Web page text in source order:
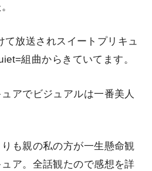
て放送されスイートプリキュ
組曲からきていてます。
アでビジュアルは一番美人
も親の私の方が一生懸命観
ア。全話観たので感想を詳